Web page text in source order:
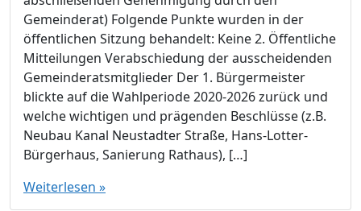
Gemeinderat) Folgende Punkte wurden in der
öffentlichen Sitzung behandelt: Keine 2. Öffentliche
Mitteilungen Verabschiedung der ausscheidenden
Gemeinderatsmitglieder Der 1. Bürgermeister
blickte auf die Wahlperiode 2020-2026 zurück und
welche wichtigen und prägenden Beschlüsse (z.B.
Neubau Kanal Neustadter Straße, Hans-Lotter-
Bürgerhaus, Sanierung Rathaus), […]
Weiterlesen »